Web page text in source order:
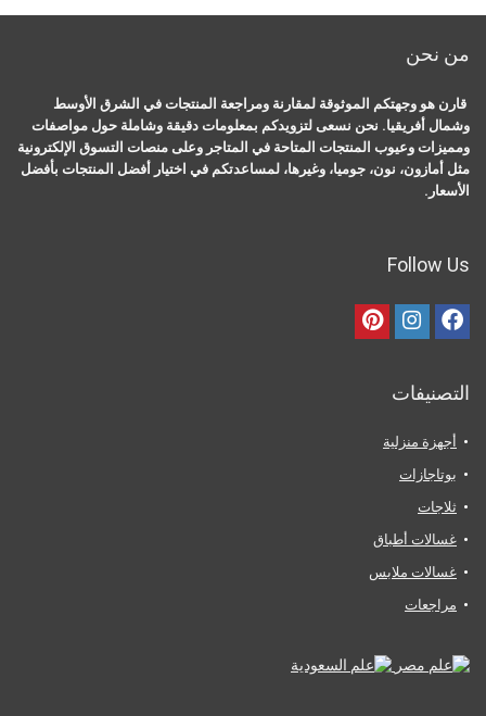
من نحن
قارن هو وجهتكم الموثوقة لمقارنة ومراجعة المنتجات في الشرق الأوسط
وشمال أفريقيا. نحن نسعى لتزويدكم بمعلومات دقيقة وشاملة حول مواصفات
ومميزات وعيوب المنتجات المتاحة في المتاجر وعلى منصات التسوق الإلكترونية
مثل أمازون، نون، جوميا، وغيرها، لمساعدتكم في اختيار أفضل المنتجات بأفضل
الأسعار.
Follow Us
التصنيفات
أجهزة منزلية
بوتاجازات
ثلاجات
غسالات أطباق
غسالات ملابس
مراجعات